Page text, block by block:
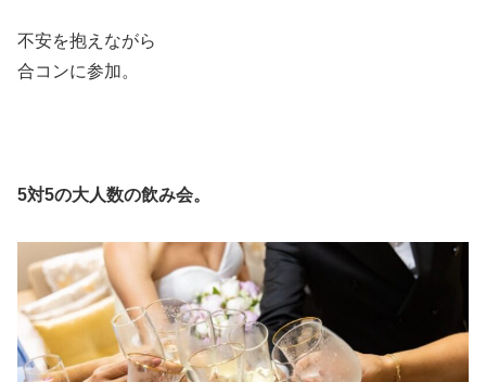
不安を抱えながら
合コンに参加。
5対5の大人数の飲み会。